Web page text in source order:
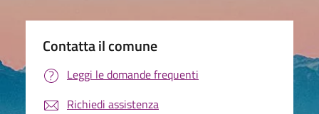
Contatta il comune
Leggi le domande frequenti
Richiedi assistenza